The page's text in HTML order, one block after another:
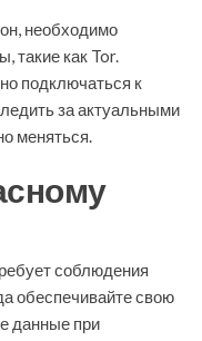
необходимо
такие как Tor.
подключаться к
за актуальными
меняться.
соблюдения
обеспечивайте свою
данные при